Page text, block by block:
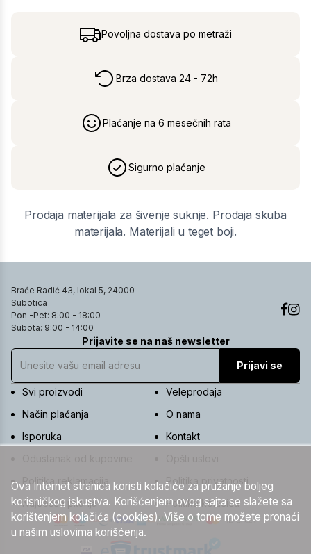
Povoljna dostava po metraži
Brza dostava 24 - 72h
Plaćanje na 6 mesečnih rata
Sigurno plaćanje
Prodaja materijala za šivenje suknje. Prodaja skuba
materijala. Materijali u teget boji.
Braće Radić 43, lokal 5, 24000
Subotica
Pon -Pet: 8:00 - 18:00
Subota: 9:00 - 14:00
Prijavite se na naš newsletter
Prijavi se
Svi proizvodi
Veleprodaja
Način plaćanja
O nama
Isporuka
Kontakt
Politika reklamacija
Politika privatnosti
Najčešća pitanja
Politika kolačića
Ova Internet stranica koristi kolačiće za pružanje boljeg
korisničkog iskustva. Korišćenjem ovog sajta se slažete sa
korištenjem kolačića (cookies). Više o tome možete pronaći
u našim uslovima korišćenja.